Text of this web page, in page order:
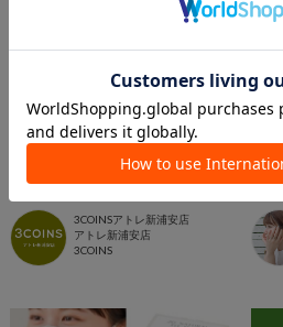
【2/2〜新商品】【3COINS】スリコで
3COINSアトレ新浦安店
アトレ新浦安店
3COINS